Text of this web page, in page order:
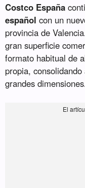
Costco España
español con un
provincia de
gran superficie
formato habitual de
propia,
grandes